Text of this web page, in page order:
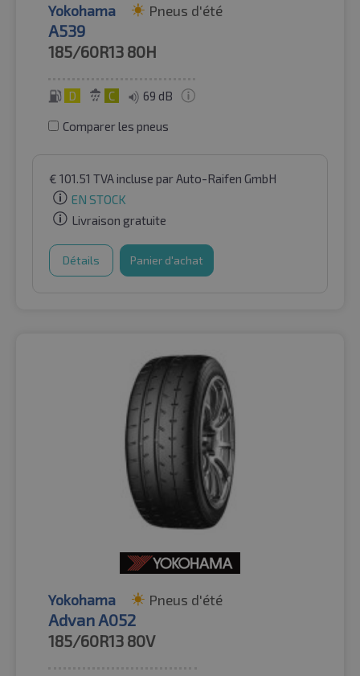
Yokohama Pneus d'été
A539
185/60R13 80H
D C 69 dB
Comparer les pneus
€ 101.51 TVA incluse par Auto-Raifen GmbH
EN STOCK
Livraison gratuite
Détails Panier d'achat
Yokohama Pneus d'été
Advan A052
185/60R13 80V